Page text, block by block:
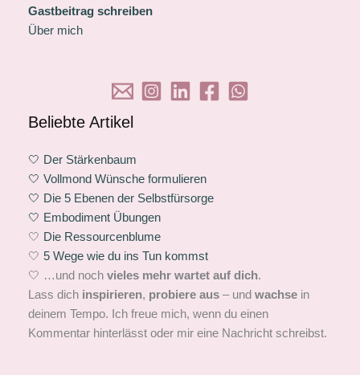
Gastbeitrag schreiben
Über mich
Beliebte Artikel
🤍 Der Stärkenbaum
🤍 Vollmond Wünsche formulieren
🤍 Die 5 Ebenen der Selbstfürsorge
🤍 Embodiment Übungen
🤍 Die Ressourcenblume
🤍 5 Wege wie du ins Tun kommst
🤍 …und noch vieles mehr wartet auf dich.
Lass dich inspirieren, probiere aus – und wachse in
deinem Tempo. Ich freue mich, wenn du einen
Kommentar hinterlässt oder mir eine Nachricht schreibst.